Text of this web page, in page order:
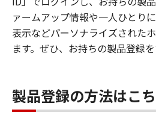
ァームアップ情報や一人ひとり
表示などパーソナライズされた
ます。ぜひ、お持ちの製品登録を
製品登録の方法はこ